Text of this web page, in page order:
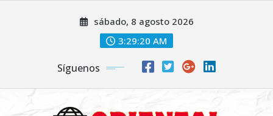
sábado, 8 agosto 2026
3:29:22 AM
Síguenos